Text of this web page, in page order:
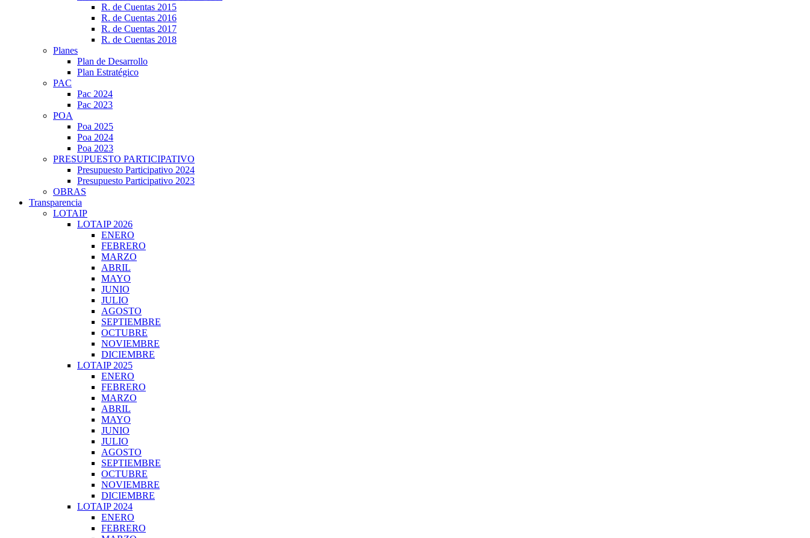
R. de Cuentas 2015
R. de Cuentas 2016
R. de Cuentas 2017
R. de Cuentas 2018
Planes
Plan de Desarrollo
Plan Estratégico
PAC
Pac 2024
Pac 2023
POA
Poa 2025
Poa 2024
Poa 2023
PRESUPUESTO PARTICIPATIVO
Presupuesto Participativo 2024
Presupuesto Participativo 2023
OBRAS
Transparencia
LOTAIP
LOTAIP 2026
ENERO
FEBRERO
MARZO
ABRIL
MAYO
JUNIO
JULIO
AGOSTO
SEPTIEMBRE
OCTUBRE
NOVIEMBRE
DICIEMBRE
LOTAIP 2025
ENERO
FEBRERO
MARZO
ABRIL
MAYO
JUNIO
JULIO
AGOSTO
SEPTIEMBRE
OCTUBRE
NOVIEMBRE
DICIEMBRE
LOTAIP 2024
ENERO
FEBRERO